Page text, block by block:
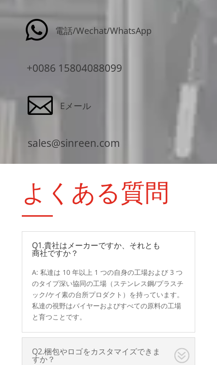
 電話/Wechat/WhatsApp
+0086 15804088099
 Eメール
sales@sinreen.com
よくある質問
Q1.貴社はメーカーですか、それとも
商社ですか？
A: 私達は 10 年以上 1 つの自身の工場および 3 つ
のタイプ深い協同の工場（ステンレス鋼/プラスチ
ック/ケイ素の台所プロダクト）を持っています。
私達の視野はバイヤーおよびすべての原料の工場
と育つことです。
Q2.梱包やロゴをカスタマイズできま
すか？